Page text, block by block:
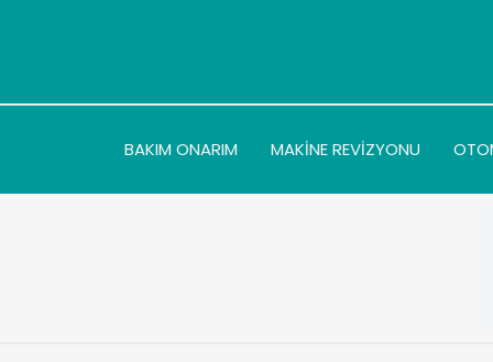
BAKIM ONARIM MAKİNE REVİZYONU